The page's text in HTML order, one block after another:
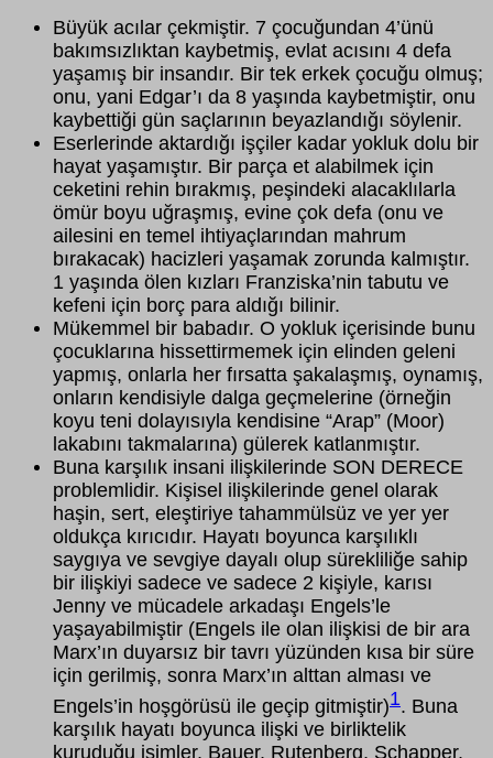
Büyük acılar çekmiştir. 7 çocuğundan 4’ünü
bakımsızlıktan kaybetmiş, evlat acısını 4 defa
yaşamış bir insandır. Bir tek erkek çocuğu olmuş;
onu, yani Edgar’ı da 8 yaşında kaybetmiştir, onu
kaybettiği gün saçlarının beyazlandığı söylenir.
Eserlerinde aktardığı işçiler kadar yokluk dolu bir
hayat yaşamıştır. Bir parça et alabilmek için
ceketini rehin bırakmış, peşindeki alacaklılarla
ömür boyu uğraşmış, evine çok defa (onu ve
ailesini en temel ihtiyaçlarından mahrum
bırakacak) hacizleri yaşamak zorunda kalmıştır.
1 yaşında ölen kızları Franziska’nin tabutu ve
kefeni için borç para aldığı bilinir.
Mükemmel bir babadır. O yokluk içerisinde bunu
çocuklarına hissettirmemek için elinden geleni
yapmış, onlarla her fırsatta şakalaşmış, oynamış,
onların kendisiyle dalga geçmelerine (örneğin
koyu teni dolayısıyla kendisine “Arap” (Moor)
lakabını takmalarına) gülerek katlanmıştır.
Buna karşılık insani ilişkilerinde SON DERECE
problemlidir. Kişisel ilişkilerinde genel olarak
haşin, sert, eleştiriye tahammülsüz ve yer yer
oldukça kırıcıdır. Hayatı boyunca karşılıklı
saygıya ve sevgiye dayalı olup sürekliliğe sahip
bir ilişkiyi sadece ve sadece 2 kişiyle, karısı
Jenny ve mücadele arkadaşı Engels’le
yaşayabilmiştir (Engels ile olan ilişkisi de bir ara
Marx’ın duyarsız bir tavrı yüzünden kısa bir süre
için gerilmiş, sonra Marx’ın alttan alması ve
Engels’in hoşgörüsü ile geçip gitmiştir)1. Buna
karşılık hayatı boyunca ilişki ve birliktelik
kuruduğu isimler, Bauer, Rutenberg, Schapper,